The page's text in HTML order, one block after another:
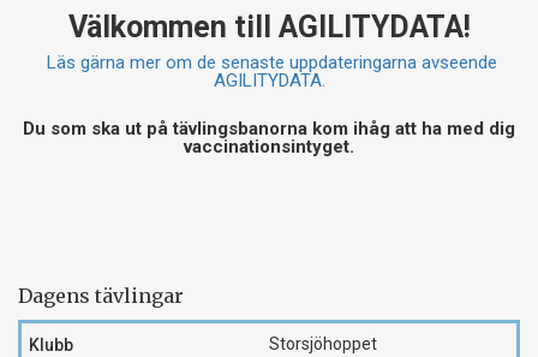
Välkommen till AGILITYDATA!
Läs gärna mer om de senaste uppdateringarna avseende
AGILITYDATA.
Du som ska ut på tävlingsbanorna kom ihåg att ha med dig
vaccinationsintyget.
Dagens tävlingar
Storsjöhoppet